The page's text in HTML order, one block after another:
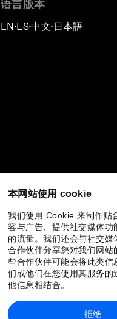
本网站使用 cookie
我们使用 Cookie 来制作贴
容与广告、提供社交媒体功
的流量。我们还会与社交媒
合作伙伴分享您对我们网站
些合作伙伴可能会将此类信
们或他们在您使用其服务的
他信息相结合。
拒绝
语言版本
EN ▪ES▪中文▪ 日本語